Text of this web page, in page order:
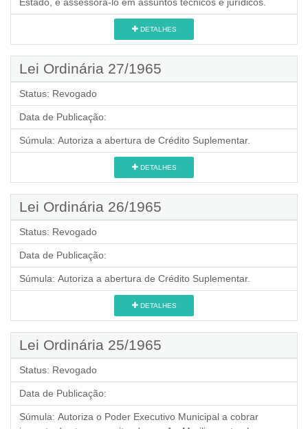
DETALHES
Lei Ordinária 27/1965
Status: Revogado
Data de Publicação:
Súmula: Autoriza a abertura de Crédito Suplementar.
DETALHES
Lei Ordinária 26/1965
Status: Revogado
Data de Publicação:
Súmula: Autoriza a abertura de Crédito Suplementar.
DETALHES
Lei Ordinária 25/1965
Status: Revogado
Data de Publicação:
Súmula: Autoriza o Poder Executivo Municipal a cobrar